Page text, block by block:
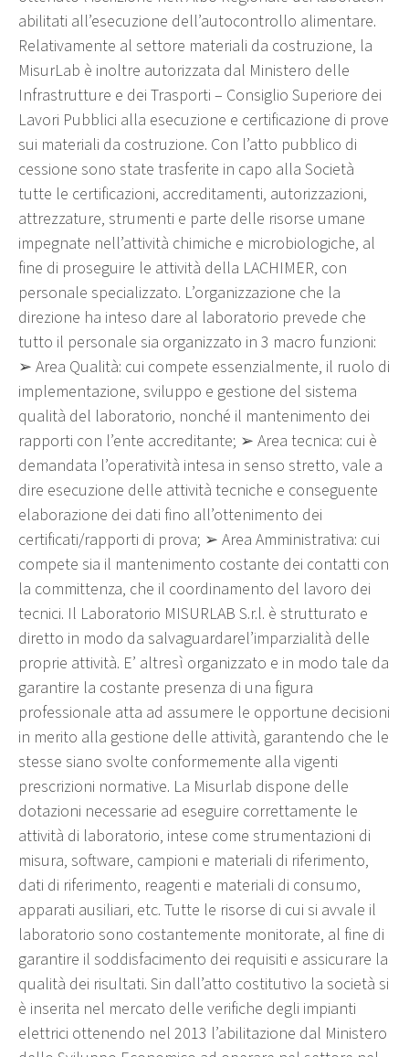
abilitati all’esecuzione dell’autocontrollo alimentare.
Relativamente al settore materiali da costruzione, la
MisurLab è inoltre autorizzata dal Ministero delle
Infrastrutture e dei Trasporti – Consiglio Superiore dei
Lavori Pubblici alla esecuzione e certificazione di prove
sui materiali da costruzione. Con l’atto pubblico di
cessione sono state trasferite in capo alla Società
tutte le certificazioni, accreditamenti, autorizzazioni,
attrezzature, strumenti e parte delle risorse umane
impegnate nell’attività chimiche e microbiologiche, al
fine di proseguire le attività della LACHIMER, con
personale specializzato. L’organizzazione che la
direzione ha inteso dare al laboratorio prevede che
tutto il personale sia organizzato in 3 macro funzioni:
➢ Area Qualità: cui compete essenzialmente, il ruolo di
implementazione, sviluppo e gestione del sistema
qualità del laboratorio, nonché il mantenimento dei
rapporti con l’ente accreditante; ➢ Area tecnica: cui è
demandata l’operatività intesa in senso stretto, vale a
dire esecuzione delle attività tecniche e conseguente
elaborazione dei dati fino all’ottenimento dei
certificati/rapporti di prova; ➢ Area Amministrativa: cui
compete sia il mantenimento costante dei contatti con
la committenza, che il coordinamento del lavoro dei
tecnici. Il Laboratorio MISURLAB S.r.l. è strutturato e
diretto in modo da salvaguardarel’imparzialità delle
proprie attività. E’ altresì organizzato e in modo tale da
garantire la costante presenza di una figura
professionale atta ad assumere le opportune decisioni
in merito alla gestione delle attività, garantendo che le
stesse siano svolte conformemente alla vigenti
prescrizioni normative. La Misurlab dispone delle
dotazioni necessarie ad eseguire correttamente le
attività di laboratorio, intese come strumentazioni di
misura, software, campioni e materiali di riferimento,
dati di riferimento, reagenti e materiali di consumo,
apparati ausiliari, etc. Tutte le risorse di cui si avvale il
laboratorio sono costantemente monitorate, al fine di
garantire il soddisfacimento dei requisiti e assicurare la
qualità dei risultati. Sin dall’atto costitutivo la società si
è inserita nel mercato delle verifiche degli impianti
elettrici ottenendo nel 2013 l’abilitazione dal Ministero